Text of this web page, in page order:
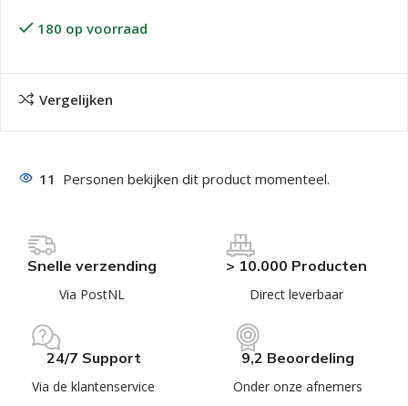
180 op voorraad
Vergelijken
11 Personen bekijken dit product momenteel.
Snelle verzending
Via PostNL
> 10.000 Producten
Direct leverbaar
24/7 Support
Via de klantenservice
9,2 Beoordeling
Onder onze afnemers